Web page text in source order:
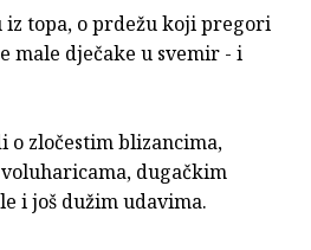
iz topa, o prdežu koji pregori
male dječake u svemir - i
o zločestim blizancima,
dugačkim
i još dužim udavima.